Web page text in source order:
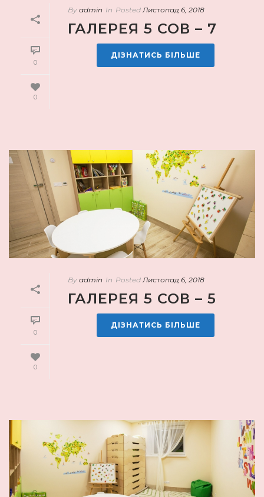
0
0
By admin In Posted Листопад 6, 2018
ГАЛЕРЕЯ 5 СОВ – 7
ДІЗНАТИСЬ БІЛЬШЕ
0
0
By admin In Posted Листопад 6, 2018
ГАЛЕРЕЯ 5 СОВ – 5
ДІЗНАТИСЬ БІЛЬШЕ